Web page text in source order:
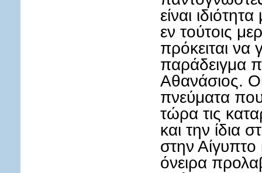
είναι
εν τούτοις
πρόκειται να
παράδειγμα
Αθανάσιος.
πνεύματα που
τώρα τις
και την ίδια
στην Αίγυπτο
όνειρα